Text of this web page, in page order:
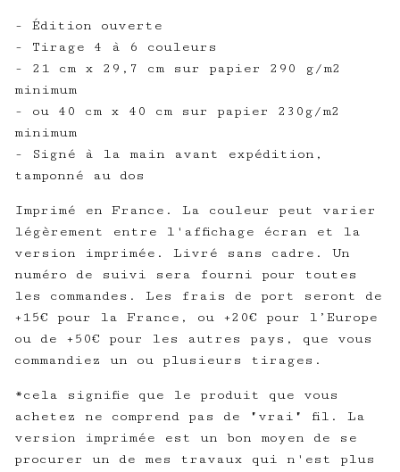
- Édition ouverte
- Tirage 4 à 6 couleurs
- 21 cm x 29,7 cm sur papier 290 g/m2
minimum
- ou 40 cm x 40 cm sur papier 230g/m2
minimum
- Signé à la main avant expédition,
tamponné au dos
Imprimé en France. La couleur peut varier
légèrement entre l'affichage écran et la
version imprimée. Livré sans cadre. Un
numéro de suivi sera fourni pour toutes
les commandes. Les frais de port seront de
+15€ pour la France, ou +20€ pour l’Europe
ou de +50€ pour les autres pays, que vous
commandiez un ou plusieurs tirages.
*cela signifie que le produit que vous
achetez ne comprend pas de "vrai" fil. La
version imprimée est un bon moyen de se
procurer un de mes travaux qui n'est plus